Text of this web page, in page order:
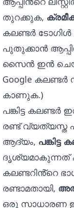
തുറക്കുക,
കലണ്ടർ ടോഗിൾ
പുതുക്കാൻ
സൈൻ ഇൻ
Google
കാണുക.)
പങ്കിട്ട
രണ്ട് വ്യത്യസ്ത
ആദ്യം,
ദൃശ്യമാകുന്നത്
കലണ്ടറിൻ്റെ
രണ്ടാമതായി,
ഒരു സാധാരണ